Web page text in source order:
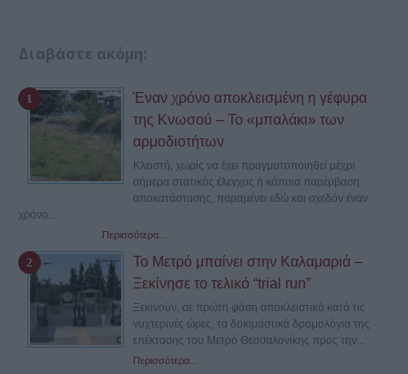
Διαβάστε ακόμη:
Έναν χρόνο αποκλεισμένη η γέφυρα
της Κνωσού – Το «μπαλάκι» των
αρμοδιοτήτων
Κλειστή, χωρίς να έχει πραγματοποιηθεί μέχρι
σήμερα στατικός έλεγχος ή κάποια παρέμβαση
αποκατάστασης, παραμένει εδώ και σχεδόν έναν
χρόνο...
Περισσότερα...
Το Μετρό μπαίνει στην Καλαμαριά –
Ξεκίνησε το τελικό “trial run”
Ξεκινούν, σε πρώτη φάση αποκλειστικά κατά τις
νυχτερινές ώρες, τα δοκιμαστικά δρομολόγια της
επέκτασης του Μετρό Θεσσαλονίκης προς την...
Περισσότερα...